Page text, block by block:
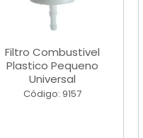
Filtro Combustivel
Plastico Pequeno
Universal
Código: 9157